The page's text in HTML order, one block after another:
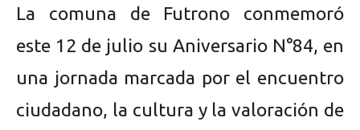
La comuna de Futrono conmemoró
este 12 de julio su Aniversario N°84, en
una jornada marcada por el encuentro
ciudadano, la cultura y la valoración de